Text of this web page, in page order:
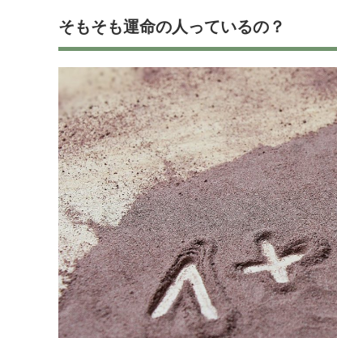
そもそも運命の人っているの？